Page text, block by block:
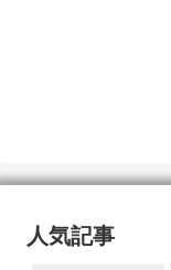
人気記事